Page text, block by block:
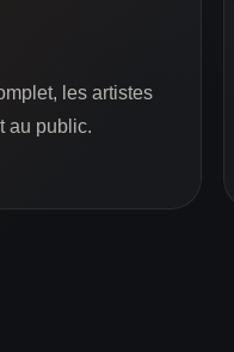
les artistes
au public.